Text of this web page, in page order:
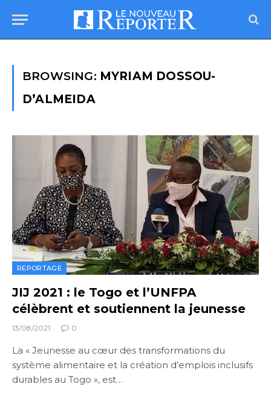
BROWSING: MYRIAM DOSSOU-
D’ALMEIDA
REPORTAGE
JIJ 2021 : le Togo et l’UNFPA
célèbrent et soutiennent la jeunesse
13/08/2021 0
La « Jeunesse au cœur des transformations du
système alimentaire et la création d’emplois inclusifs
durables au Togo », est…